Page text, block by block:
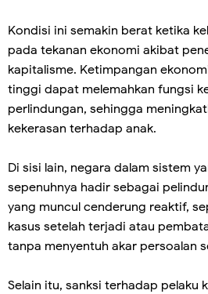
Kondisi ini semakin berat ketika
pada tekanan ekonomi akibat
kapitalisme. Ketimpangan
tinggi dapat melemahkan fungsi
perlindungan, sehingga
kekerasan terhadap anak.
Di sisi lain, negara dalam sistem
sepenuhnya hadir sebagai
yang muncul cenderung reaktif,
kasus setelah terjadi atau
tanpa menyentuh akar persoalan
Selain itu, sanksi terhadap pelaku